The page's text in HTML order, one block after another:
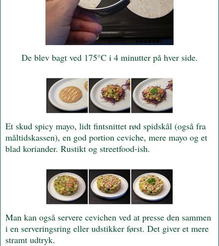
De blev bagt ved 175°C i 4 minutter på hver side.
Et skud spicy mayo, lidt fintsnittet rød spidskål (også fra
måltidskassen), en god portion ceviche, mere mayo og et
blad koriander. Rustikt og streetfood-ish.
Man kan også servere cevichen ved at presse den sammen
i en serveringsring eller udstikker først. Det giver et mere
stramt udtryk.